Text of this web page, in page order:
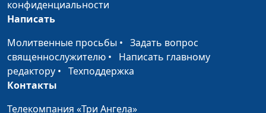
Духовная зрелость
Важная
составляющая жизни
Владимир Котов,
священнослужитель
Переживания в
конфиденциальности
Написать
Молитвенные просьбы • Задать вопрос
священнослужителю • Написать главному
редактору • Техподдержка
Контакты
Телекомпания «Три Ангела»